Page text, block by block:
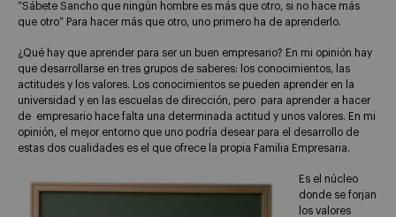
“Sábete Sancho que ningún hombre es más que otro, si no hace más
que otro” Para hacer más que otro, uno primero ha de aprenderlo.
¿Qué hay que aprender para ser un buen empresario? En mi opinión hay
que desarrollarse en tres grupos de saberes: los conocimientos, las
actitudes y los valores. Los conocimientos se pueden aprender en la
universidad y en las escuelas de dirección, pero para aprender a hacer
de empresario hace falta una determinada actitud y unos valores. En mi
opinión, el mejor entorno que uno podría desear para el desarrollo de
estas dos cualidades es el que ofrece la propia Familia Empresaria.
Es el núcleo
donde se forjan
los valores